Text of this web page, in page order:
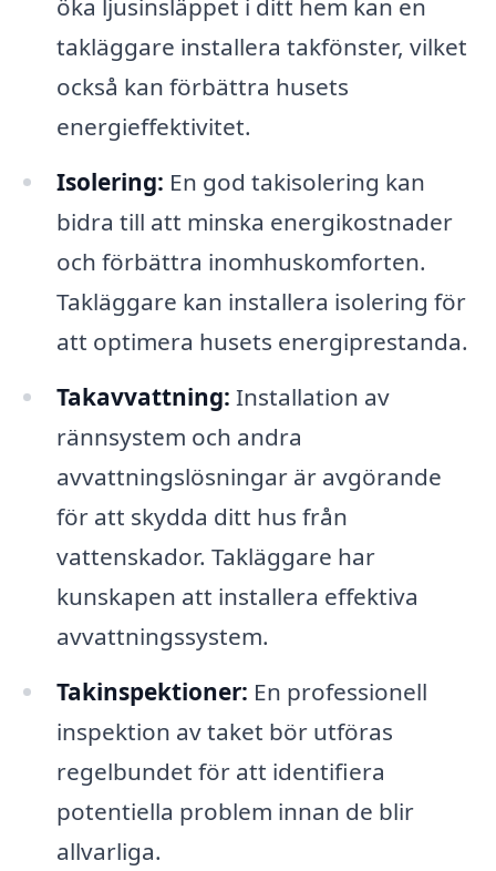
öka ljusinsläppet i ditt hem kan en
takläggare installera takfönster, vilket
också kan förbättra husets
energieffektivitet.
Isolering: En god takisolering kan
bidra till att minska energikostnader
och förbättra inomhuskomforten.
Takläggare kan installera isolering för
att optimera husets energiprestanda.
Takavvattning: Installation av
rännsystem och andra
avvattningslösningar är avgörande
för att skydda ditt hus från
vattenskador. Takläggare har
kunskapen att installera effektiva
avvattningssystem.
Takinspektioner: En professionell
inspektion av taket bör utföras
regelbundet för att identifiera
potentiella problem innan de blir
allvarliga.